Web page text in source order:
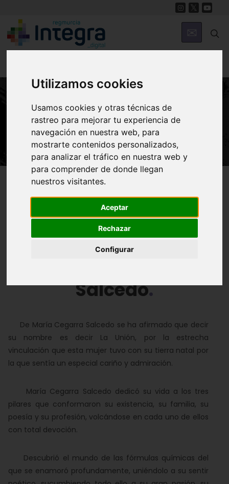
Utilizamos cookies
Usamos cookies y otras técnicas de
rastreo para mejorar tu experiencia de
navegación en nuestra web, para
mostrarte contenidos personalizados,
para analizar el tráfico en nuestra web y
para comprender de donde llegan
nuestros visitantes.
Aceptar
Rechazar
Configurar
HISTORIA
María Cegarra Salcedo
Región de Murcia Digital Personajes
Biografía
Salcedo
De María Cegarra Salcedo se ha afirmado que decir
su nombre es decir La Unión, por la estrecha
vinculación que esta mujer tuvo con su tierra natal por
la que sentía un especial cariño y admiración.
María Cegarra Salcedo dedicó su vida a los tres
pilares que conformaron su existencia, su familia, su
poesía y su profesión, volcándose en cada uno de ellos
con total devoción.
Descubrió el mundo de las fórmulas químicas del
que se enamoró profundamente, uniéndolo a su sentir